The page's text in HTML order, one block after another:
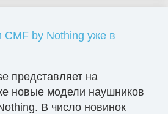
by Nothing уже в
представляет на
новые модели наушников
В число новинок